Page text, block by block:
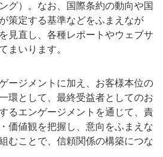
グ）。なお、国際条約の動向や国
策定する基準などをふまえなが
見直し、各種レポートやウェブサ
まいります。
ージメントに加え、お客様本位の
環として、最終受益者としてのお
るエンゲージメントを通じて、責
価値観を把握し、意向をふまえな
むことで、信頼関係の構築につな